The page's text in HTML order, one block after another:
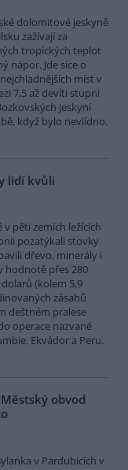
dolomitové jeskyně
zažívají za
tropických teplot
nápor. Jde sice o
míst v
7,5 až devíti stupni
jeskyní
když bylo nevlídno.
lidí kvůli
v pěti zemích ležících
pozatýkali stovky
dřevo, minerály i
hodnotě přes 280
(kolem 5,9
zásahů
deštném pralese
operace nazvané
Ekvádor a Peru.
obvod
v Pardubicích v